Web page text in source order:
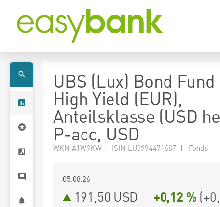
UBS (Lux) Bond
High Yield (EUR),
Anteilsklasse (USD
P-acc, USD
WKN A1W9KW | ISIN LU0994471687 | Fonds
05.08.26
191,50 USD +0,12 % (